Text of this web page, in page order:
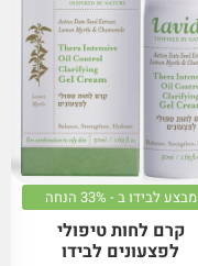
מבצע לבידו ב - 33% הנחה
קרם לחות טיפולי
לפצעונים לבידו